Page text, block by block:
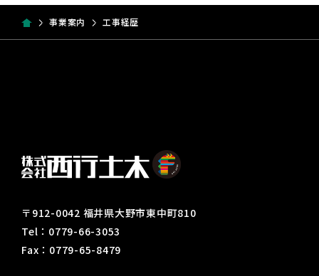
事業案内 工事経歴
〒912-0042 福井県大野市東中町810
Tel：0779-66-3053
Fax：0779-65-8479